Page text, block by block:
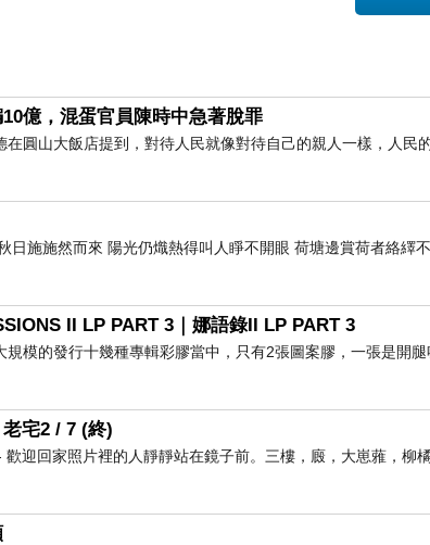
億，混蛋官員陳時中急著脫罪
在圓山大飯店提到，對待人民就像對待自己的親人一樣，人
日施施然而來 陽光仍熾熱得叫人睜不開眼 荷塘邊賞荷者絡繹
II LP PART 3｜娜語錄II LP PART 3
規模的發行十幾種專輯彩膠當中，只有2張圖案膠，一張是開
宅2 / 7 (終)
歡迎回家照片裡的人靜靜站在鏡子前。三樓，廄，大崽蕥，柳